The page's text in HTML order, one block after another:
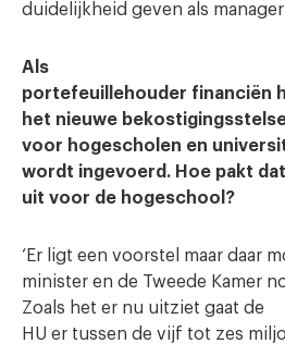
duidelijkheid geven als
Als
portefeuillehouder financiën
het nieuwe
voor hogescholen en
wordt ingevoerd. Hoe pakt dat
uit voor de hogeschool?
‘Er ligt een voorstel maar daar
minister en de Tweede Kamer
Zoals het er nu uitziet gaat de
HU er tussen de vijf tot zes